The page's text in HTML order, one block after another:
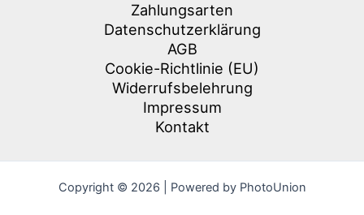
Zahlungsarten
Datenschutzerklärung
AGB
Cookie-Richtlinie (EU)
Widerrufsbelehrung
Impressum
Kontakt
Copyright © 2026 | Powered by PhotoUnion